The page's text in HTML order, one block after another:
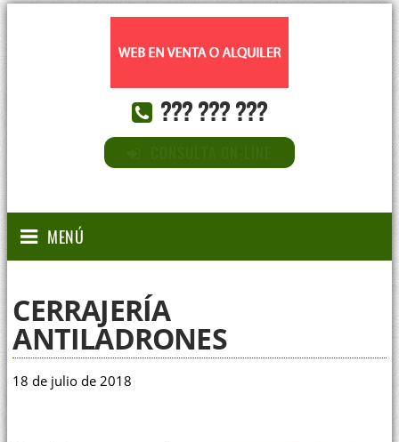
??? ??? ???
MENÚ
CERRAJERÍA
ANTILADRONES
18 de julio de 2018